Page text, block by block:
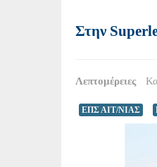
Στην
Λεπτομέρειες
ΕΠΣ ΑΙΤ/ΝΙΑΣ